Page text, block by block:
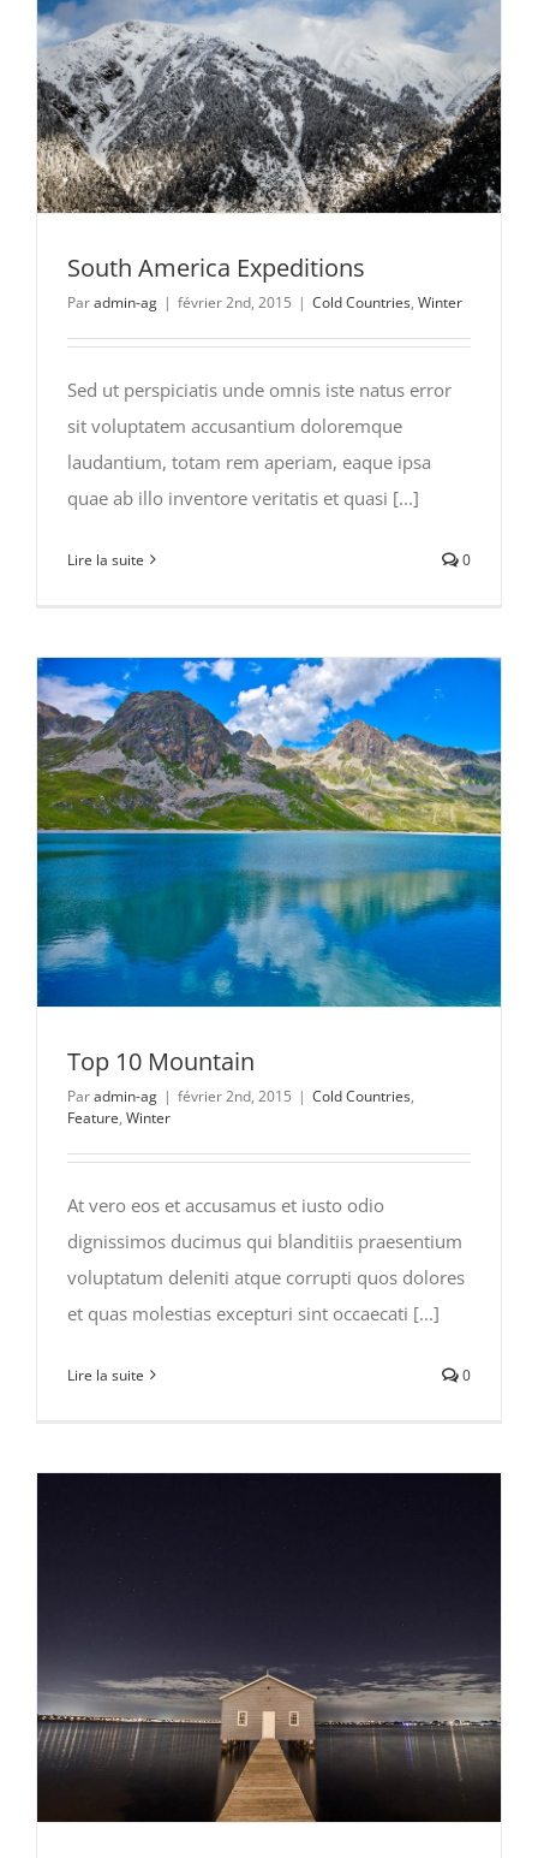
South America Expeditions
Paradmin-ag | février 2nd, 2015 | Cold Countries, Winter
Sed ut perspiciatis unde omnis iste natus error
sit voluptatem accusantium doloremque
laudantium, totam rem aperiam, eaque ipsa
quae ab illo inventore veritatis et quasi [...]
Lire la suite 0
Top 10 Mountain
Paradmin-ag | février 2nd, 2015 | Cold Countries,
Feature, Winter
At vero eos et accusamus et iusto odio
dignissimos ducimus qui blanditiis praesentium
voluptatum deleniti atque corrupti quos dolores
et quas molestias excepturi sint occaecati [...]
Lire la suite 0